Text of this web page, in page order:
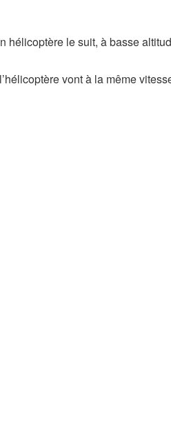
hélicoptère le suit, à basse
vont à la même